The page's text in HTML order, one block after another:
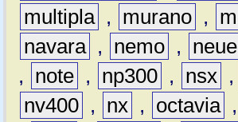
multipla , murano ,
navara , nemo , neue
,
note , np300 , nsx ,
nv400 , nx , octavia ,